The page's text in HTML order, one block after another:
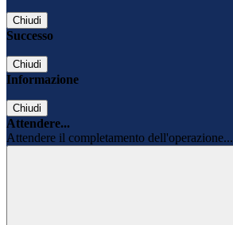
Chiudi
Successo
Chiudi
Informazione
Chiudi
Attendere...
Attendere il completamento dell'operazione...